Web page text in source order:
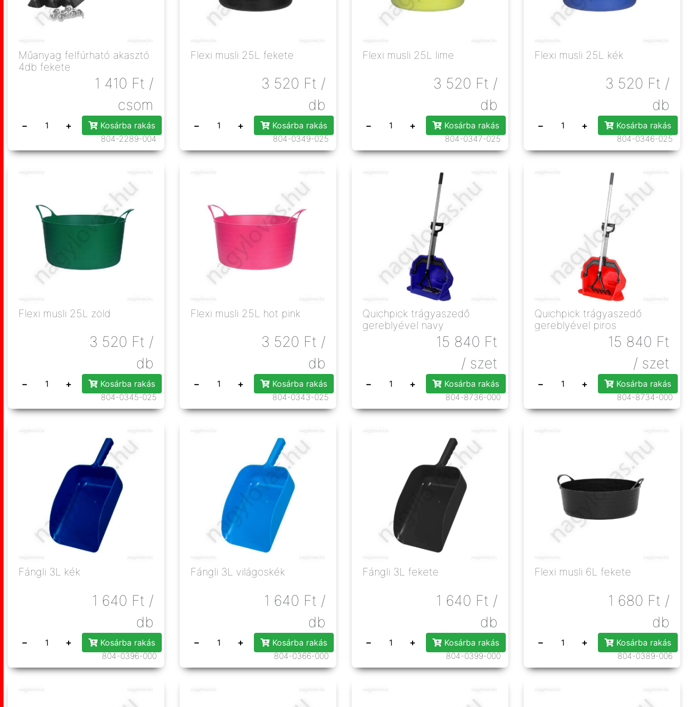
Műanyag felfúrható akasztó
4db fekete
1 410 Ft /
csom
− +
Kosárba rakás
804-2289-004
Flexi musli 25L fekete
3 520 Ft /
db
− +
Kosárba rakás
804-0349-025
Flexi musli 25L lime
3 520 Ft /
db
− +
Kosárba rakás
804-0347-025
Flexi musli 25L kék
3 520 Ft /
db
− +
Kosárba rakás
804-0346-025
Flexi musli 25L zöld
3 520 Ft /
db
− +
Kosárba rakás
804-0345-025
Flexi musli 25L hot pink
3 520 Ft /
db
− +
Kosárba rakás
804-0343-025
Quichpick trágyaszedő
gereblyével navy
15 840 Ft
/ szet
− +
Kosárba rakás
804-8736-000
Quichpick trágyaszedő
gereblyével piros
15 840 Ft
/ szet
− +
Kosárba rakás
804-8734-000
Fángli 3L kék
1 640 Ft /
db
− +
Kosárba rakás
804-0396-000
Fángli 3L világoskék
1 640 Ft /
db
− +
Kosárba rakás
804-0366-000
Fángli 3L fekete
1 640 Ft /
db
− +
Kosárba rakás
804-0399-000
Flexi musli 6L fekete
1 680 Ft /
db
− +
Kosárba rakás
804-0389-006